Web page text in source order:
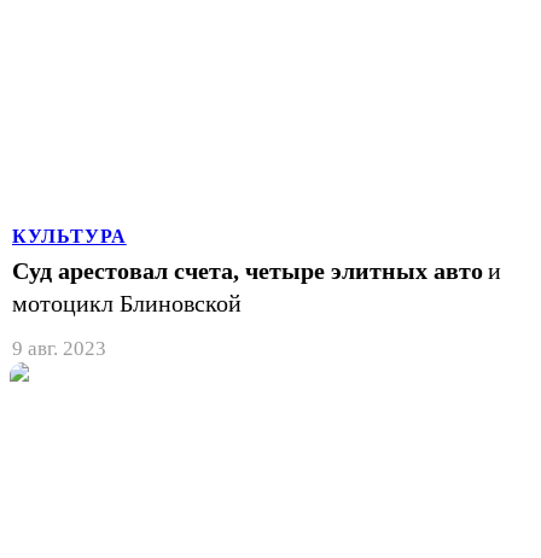
КУЛЬТУРА
Суд арестовал счета, четыре элитных автои
мотоцикл Блиновской
9 авг. 2023